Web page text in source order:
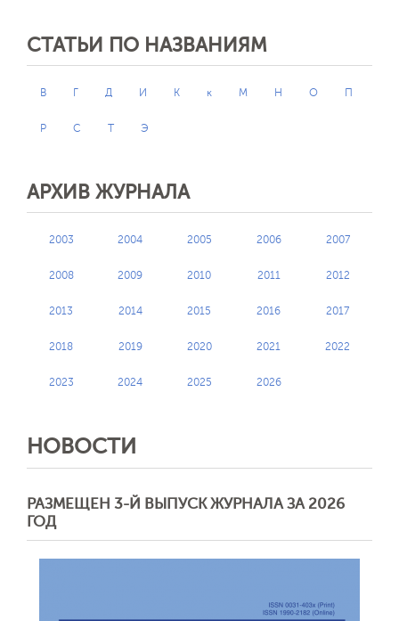
СТАТЬИ ПО НАЗВАНИЯМ
В Г Д И К к М Н О П
Р С Т Э
АРХИВ ЖУРНАЛА
2003 2004 2005 2006 2007
2008 2009 2010 2011 2012
2013 2014 2015 2016 2017
2018 2019 2020 2021 2022
2023 2024 2025 2026
НОВОСТИ
РАЗМЕЩЕН 3-Й ВЫПУСК ЖУРНАЛА ЗА 2026
ГОД